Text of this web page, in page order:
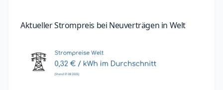
Aktueller Strompreis bei Neuverträgen in Welt